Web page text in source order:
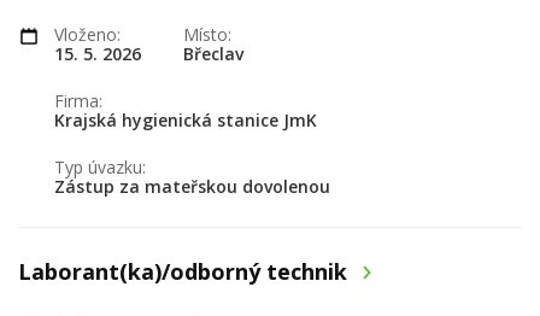
Vloženo:
15. 5. 2026
Místo:
Břeclav
Firma:
Krajská hygienická stanice JmK
Typ úvazku:
Zástup za mateřskou dovolenou
Laborant(ka)/odborný technik